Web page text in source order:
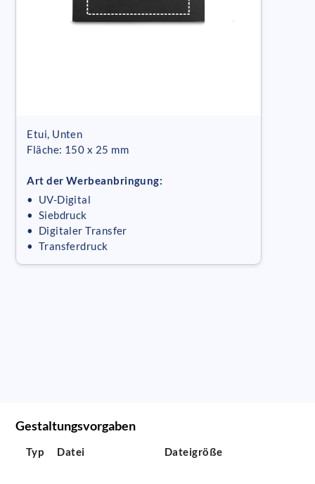
Etui, Unten
Fläche: 150 x 25 mm
Art der Werbeanbringung:
• UV-Digital
• Siebdruck
• Digitaler Transfer
• Transferdruck
Gestaltungsvorgaben
Typ Datei Dateigröße